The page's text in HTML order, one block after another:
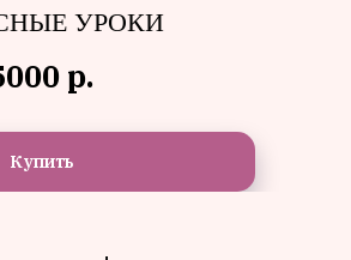
и его польза
смесью, допаивание
УРОКИ
р.
Купить